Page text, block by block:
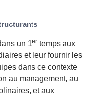
un 1er temps aux
et leur fournir les
dans ce contexte
au management, au
et aux